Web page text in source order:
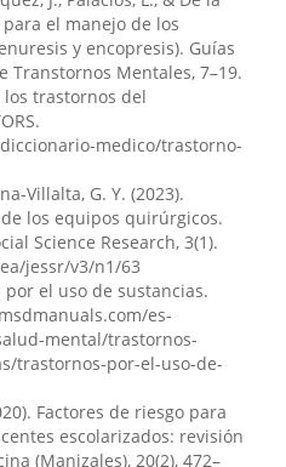
para el manejo de los
y encopresis). Guías
Transtornos Mentales, 7–19.
los trastornos del
medico/trastorno-
Villalta, G. Y. (2023).
los equipos quirúrgicos.
Science Research, 3(1).
jessr/v3/n1/63
por el uso de sustancias.
es-
mental/trastornos-
trastornos-por-el-uso-de-
Factores de riesgo para
escolarizados: revisión
(Manizales), 20(2), 472–